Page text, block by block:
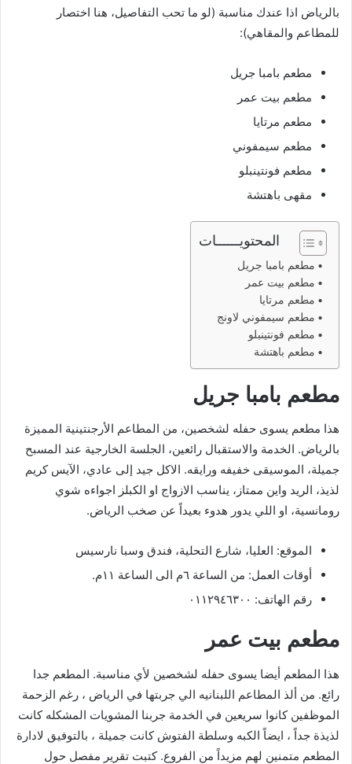
بالرياض اذا عندك مناسبة (لو ما تحب التفاصيل، هنا اختصار
للمطاعم والمقاهي):
مطعم بامبا جريل
مطعم بيت عمر
مطعم مرتايا
مطعم سيمفوني
مطعم فونتينبلو
مقهى باهتشة
المحتويــــــات
مطعم بامبا جريل
مطعم بيت عمر
مطعم مرتايا
مطعم سيمفوني لاونج
مطعم فونتينبلو
مطعم باهتشة
مطعم بامبا جريل
هذا مطعم يسوى حفله لشخصين، من المطاعم الأرجنتينية المميزة
بالرياض. الخدمة والاستقبال رائعين، الجلسة الخارجية عند المسبح
جميلة، الموسيقى خفيفه ورايقه. الاكل جيد إلى عادي، الآيس كريم
لذيذ، الريد واين ممتاز، يناسب الازواج او الكبلز اجواءه شوي
رومانسية، او اللي يدور هدوء بعيداً عن صخب الرياض.
الموقع: العليا، شارع التحلية، فندق وسبا نارسيس
أوقات العمل: من الساعة ٦م الى الساعة ١١م.
رقم الهاتف: ٠١١٢٩٤٦٣٠٠
مطعم بيت عمر
هذا المطعم أيضا يسوى حفله لشخصين لأي مناسبة. المطعم جدا
رائع. من ألذ المطاعم اللبنانيه الي جربتها في الرياض ، رغم الزحمة
الموظفين كانوا سريعين في الخدمة جربنا المشويات المشكله كانت
لذيذة جداً ، ايضاً الكبه وسلطة الفتوش كانت جميلة ، بالتوفيق لادارة
المطعم متمنين لهم مزيداً من الفروع. كتبت تقرير مفصل حول